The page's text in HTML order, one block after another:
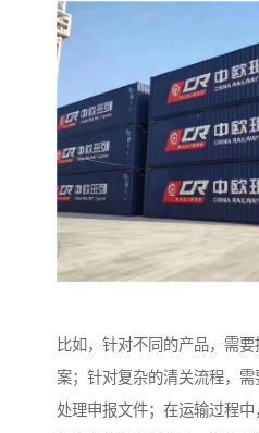
比如，针对不同的产品，需
案；针对复杂的清关流程，
处理申报文件；在运输过程